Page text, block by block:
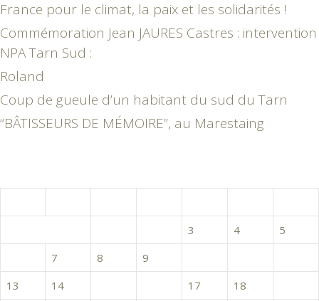
France pour le climat, la paix et les solidarités !
Commémoration Jean JAURES Castres : intervention
NPA Tarn Sud :
Roland
Coup de gueule d’un habitant du sud du Tarn
“BÂTISSEURS DE MÉMOIRE”, au Marestaing
3 4
5
7 8 9
13
14 17 18